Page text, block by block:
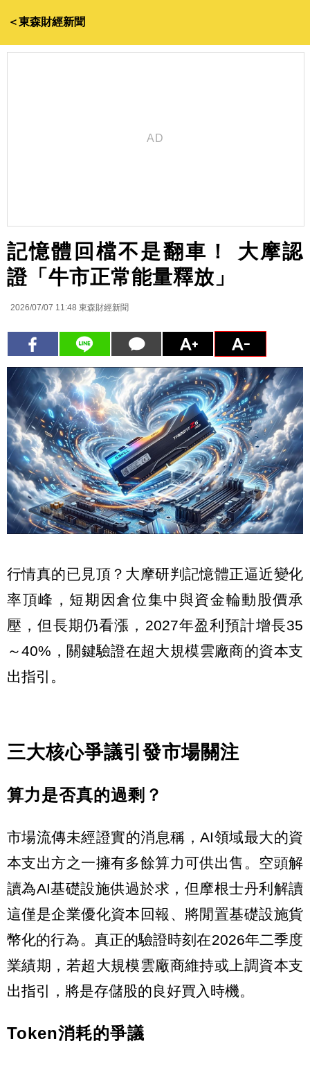
＜東森財經新聞
記憶體回檔不是翻車！ 大摩認
證「牛市正常能量釋放」
2026/07/07 11:48 東森財經新聞
行情真的已見頂？大摩研判記憶體正逼近變化
率頂峰，短期因倉位集中與資金輪動股價承
壓，但長期仍看漲，2027年盈利預計增長35
～40%，關鍵驗證在超大規模雲廠商的資本支
出指引。
三大核心爭議引發市場關注
算力是否真的過剩？
市場流傳未經證實的消息稱，AI領域最大的資
本支出方之一擁有多餘算力可供出售。空頭解
讀為AI基礎設施供過於求，但摩根士丹利解讀
這僅是企業優化資本回報、將閒置基礎設施貨
幣化的行為。真正的驗證時刻在2026年二季度
業績期，若超大規模雲廠商維持或上調資本支
出指引，將是存儲股的良好買入時機。
Token消耗的爭議